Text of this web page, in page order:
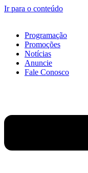
Ir para o conteúdo
Programação
Promoções
Notícias
Anuncie
Fale Conosco